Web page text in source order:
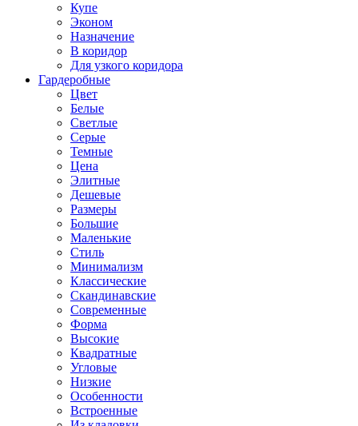
Купе
Эконом
Назначение
В коридор
Для узкого коридора
Гардеробные
Цвет
Белые
Светлые
Серые
Темные
Цена
Элитные
Дешевые
Размеры
Большие
Маленькие
Стиль
Минимализм
Классические
Скандинавские
Современные
Форма
Высокие
Квадратные
Угловые
Низкие
Особенности
Встроенные